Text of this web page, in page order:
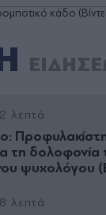
κάδο
λεπτά
τη δολοφονία
ψυχολόγου
λεπτά